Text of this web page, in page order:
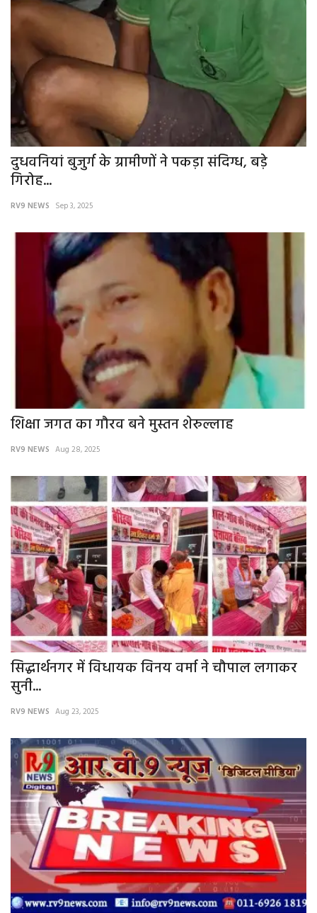
दुधवनियां बुजुर्ग के ग्रामीणों ने पकड़ा संदिग्ध, बड़े
गिरोह...
RV9 NEWS Sep 3, 2025
शिक्षा जगत का गौरव बने मुस्तन शेरुल्लाह
RV9 NEWS Aug 28, 2025
सिद्धार्थनगर में विधायक विनय वर्मा ने चौपाल लगाकर
सुनी...
RV9 NEWS Aug 23, 2025